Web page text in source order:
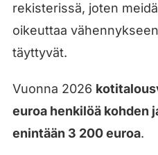
rekisterissä, joten
oikeuttaa
täyttyvät.
Vuonna 2026
euroa henkilöä kohden
enintään 3 200 euroa.